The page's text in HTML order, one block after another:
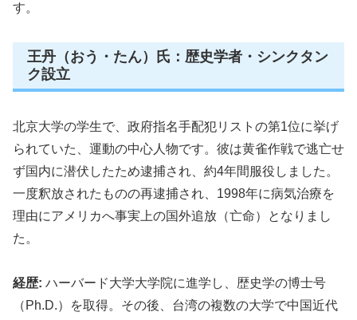
す。
王丹（おう・たん）氏：歴史学者・シンクタン
ク設立
北京大学の学生で、政府指名手配犯リストの第1位に挙げ
られていた、運動の中心人物です。彼は黄雀作戦で逃亡せ
ず国内に潜伏したため逮捕され、約4年間服役しました。
一度釈放されたものの再逮捕され、1998年に病気治療を
理由にアメリカへ事実上の国外追放（亡命）となりまし
た。
経歴: ハーバード大学大学院に進学し、歴史学の博士号
（Ph.D.）を取得。その後、台湾の複数の大学で中国近代